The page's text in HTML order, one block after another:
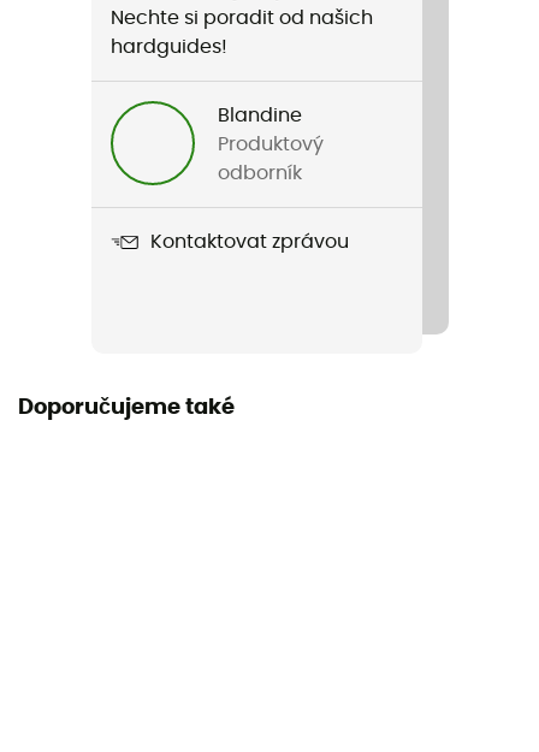
Název produktu
Bd 1800 Battery & Charger
Nechte si poradit od našich
hardguides!
Blandine
Produktový
odborník
Kontaktovat zprávou
Doporučujeme také